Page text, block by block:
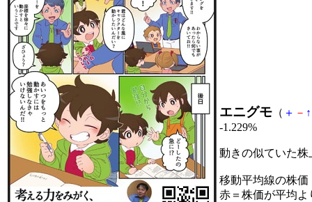
エニグモ （ ＋ － ↑
-1.229%
動きの似ていた
移動平均線の株価
赤＝株価が平均